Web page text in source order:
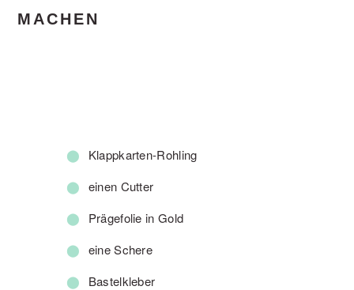
MACHEN
Klappkarten-Rohling
einen Cutter
Prägefolie in Gold
eine Schere
Bastelkleber